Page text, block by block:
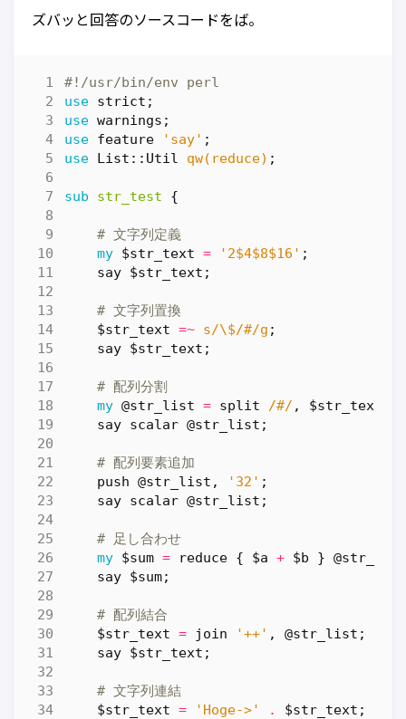
ズバッと回答のソースコードをば。
#!/usr/bin/env perl
use strict ;
use warnings ;
use feature 'say' ;
use List::Util qw(reduce) ;
sub str_test {
# 文字列定義
my $str_text = '2$4$8$16' ;
say $str_text ;
# 文字列置換
$str_text =~ s/\$/#/g ;
say $str_text ;
# 配列分割
my @str_list = split /#/ , $str_text
say scalar @str_list ;
# 配列要素追加
push @str_list , '32' ;
say scalar @str_list ;
# 足し合わせ
my $sum = reduce { $a + $b }
say $sum;
# 配列結合
$str_text = join '++' , @str_list ;
say $str_text ;
# 文字列連結
$str_text = 'Hoge->' . $str_text ;